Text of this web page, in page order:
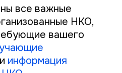
все важные
НКО,
вашего
и информация